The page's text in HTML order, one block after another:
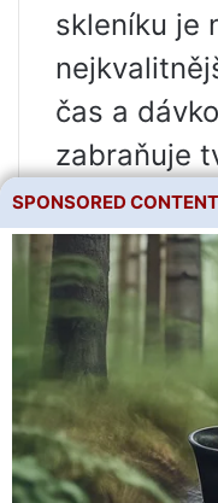
skleníku je
čas a
zabraňuje
povrchu
SPONSORED CONTENT